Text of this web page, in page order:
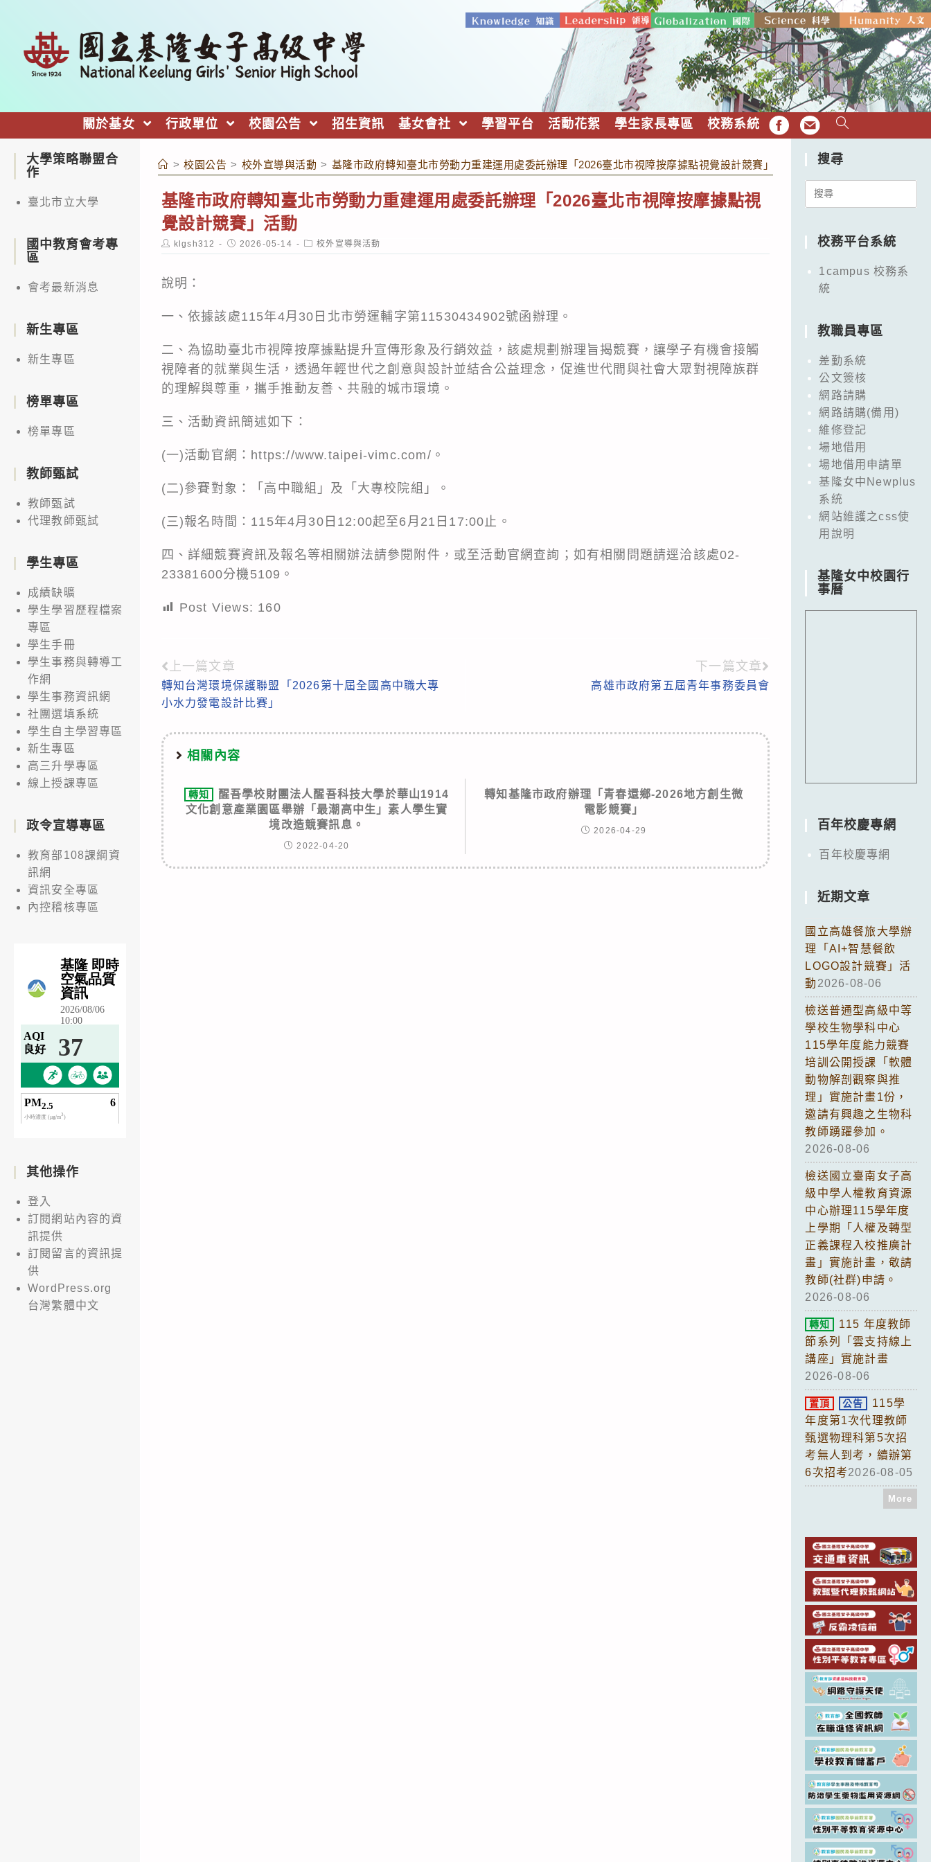
關於基女 行政單位 校園公告 招生資訊 基女會社 學習平台 活動花絮 學生家長專區 校務系統 FB EMAIL
> 校園公告 > 校外宣導與活動 > 基隆市政府轉知臺北市勞動力重建運用處委託辦理「2026臺北市視障按摩據點視覺設計競賽」活動
基隆市政府轉知臺北市勞動力重建運用處委託辦理「2026臺北市視障按摩據點視
覺設計競賽」活動
Post
author:
klgsh312
Post
published:
2026-05-14
Post
category:
校外宣導與活動
說明：
一、依據該處115年4月30日北市勞運輔字第11530434902號函辦理。
二、為協助臺北市視障按摩據點提升宣傳形象及行銷效益，該處規劃辦理旨揭競賽，讓學子有機會接觸
視障者的就業與生活，透過年輕世代之創意與設計並結合公益理念，促進世代間與社會大眾對視障族群
的理解與尊重，攜手推動友善、共融的城市環境。
三、活動資訊簡述如下：
(一)活動官網：https://www.taipei-vimc.com/。
(二)參賽對象：「高中職組」及「大專校院組」。
(三)報名時間：115年4月30日12:00起至6月21日17:00止。
四、詳細競賽資訊及報名等相關辦法請參閱附件，或至活動官網查詢；如有相關問題請逕洽該處02-
23381600分機5109。
Post Views: 160
Read
more
上一篇文章
轉知台灣環境保護聯盟「2026第十屆全國高中職大專
小水力發電設計比賽」
下一篇文章
高雄市政府第五屆青年事務委員會
相關內容
轉知
醒吾學校財團法人醒吾科技大學於華山1914
文化創意產業園區舉辦「最潮高中生」素人學生實
境改造競賽訊息。
2022-04-20
轉知基隆市政府辦理「青春還鄉-2026地方創生微
電影競賽」
2026-04-29
大學策略聯盟合
作
臺北市立大學
國中教育會考專
區
會考最新消息
新生專區
新生專區
榜單專區
榜單專區
教師甄試
教師甄試
代理教師甄試
學生專區
成績缺曠
學生學習歷程檔案
專區
學生手冊
學生事務與轉導工
作網
學生事務資訊網
社團選填系統
學生自主學習專區
新生專區
高三升學專區
線上授課專區
政令宣導專區
教育部108課綱資
訊網
資訊安全專區
內控稽核專區
其他操作
登入
訂閱網站內容的資
訊提供
訂閱留言的資訊提
供
WordPress.org
台灣繁體中文
搜尋
Search
校務平台系統
1campus 校務系
統
教職員專區
差勤系統
公文簽核
網路請購
網路請購(備用)
維修登記
場地借用
場地借用申請單
基隆女中Newplus
系統
網站維護之css使
用說明
基隆女中校園行
事曆
百年校慶專網
百年校慶專網
近期文章
國立高雄餐旅大學辦
理「AI+智慧餐飲
LOGO設計競賽」活
動 2026-08-06
檢送普通型高級中等
學校生物學科中心
115學年度能力競賽
培訓公開授課「軟體
動物解剖觀察與推
理」實施計畫1份，
邀請有興趣之生物科
教師踴躍參加。
2026-08-06
檢送國立臺南女子高
級中學人權教育資源
中心辦理115學年度
上學期「人權及轉型
正義課程入校推廣計
畫」實施計畫，敬請
教師(社群)申請。
2026-08-06
轉知
115 年度教師
節系列「雲支持線上
講座」實施計畫
2026-08-06
置頂 公告
115學
年度第1次代理教師
甄選物理科第5次招
考無人到考，續辦第
6次招考2026-08-05
More